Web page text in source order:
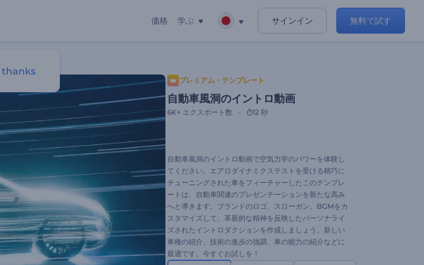
価格 学ぶ サインイン 無料で試す
プレミアム・テンプレート
自動車風洞のイントロ動画
6K+ エクスポート数 12 秒
自動車風洞のイントロ動画で空気力学のパワーを体験し
てください。エアロダイナミクステストを受ける精巧に
チューニングされた車をフィーチャーしたこのテンプレ
ートは、自動車関連のプレゼンテーションを新たな高み
へと導きます。ブランドのロゴ、スローガン、BGMをカ
スタマイズして、革新的な精神を反映したパーソナライ
ズされたイントロダクションを作成しましょう。新しい
車種の紹介、技術の進歩の強調、車の能力の紹介などに
最適です。今すぐお試しを！
thanks